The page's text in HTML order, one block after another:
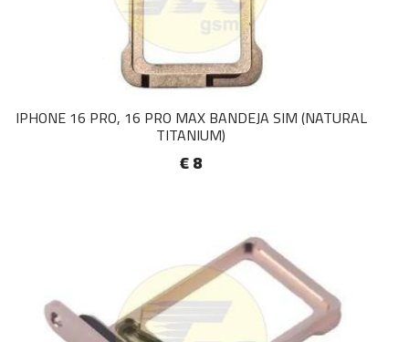
IPHONE 16 PRO, 16 PRO MAX BANDEJA SIM (NATURAL
TITANIUM)
€ 8